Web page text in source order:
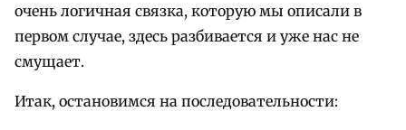
очень логичная связка, которую мы описали в
первом случае, здесь разбивается и уже нас не
смущает.
Итак, остановимся на последовательности: